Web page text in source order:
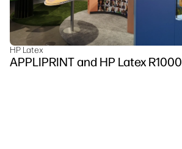
HP Latex
APPLIPRINT and HP Latex R1000